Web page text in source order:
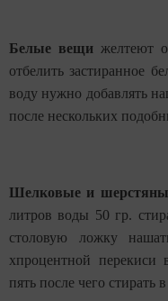
Белые вещижелтеют
отбелить застиранное
воду нужно добавлять
после нескольких
Шелковые и
литров воды 50 гр.
столовую ложку
хпроцентной перекиси
пять после чего стирать